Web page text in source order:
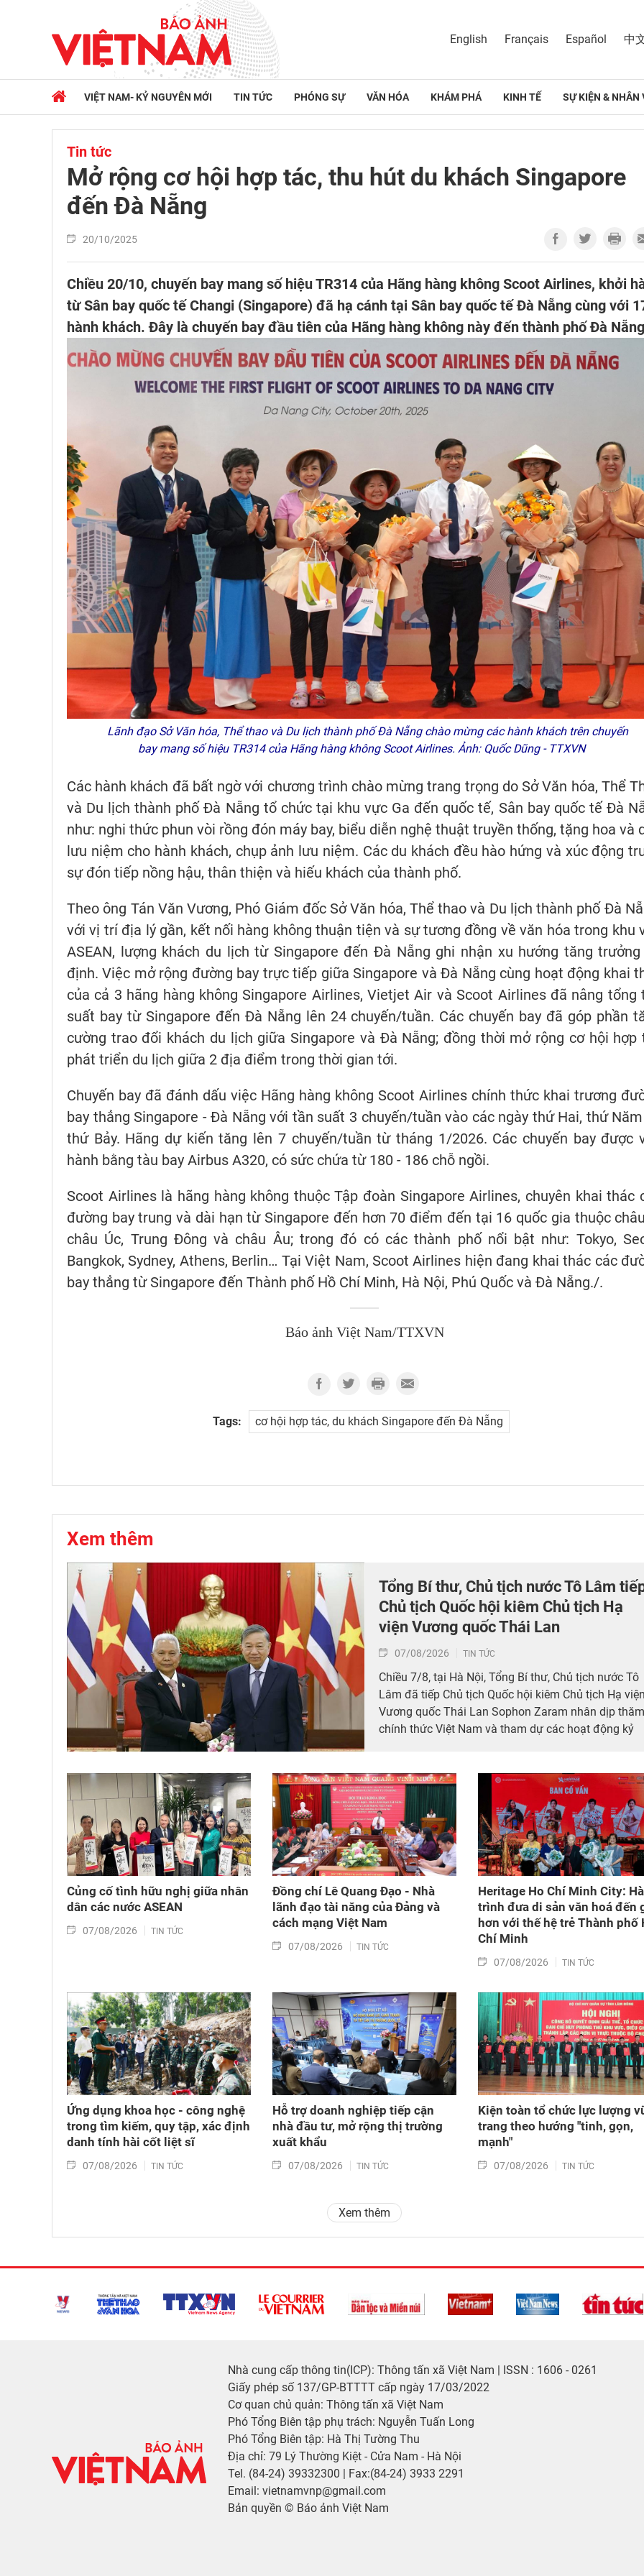
English Français Español 中
VIỆT NAM- KỶ NGUYÊN MỚI TIN TỨC PHÓNG SỰ VĂN HÓA KHÁM PHÁ KINH TẾ SỰ KIỆN & NHÂN
Tin tức
Mở rộng cơ hội hợp tác, thu hút du khách Singapore
đến Đà Nẵng
20/10/2025
Chiều 20/10, chuyến bay mang số hiệu TR314 của Hãng hàng không Scoot Airlines, khởi
từ Sân bay quốc tế Changi (Singapore) đã hạ cánh tại Sân bay quốc tế Đà Nẵng cùng với
hành khách. Đây là chuyến bay đầu tiên của Hãng hàng không này đến thành phố Đà
Lãnh đạo Sở Văn hóa, Thể thao và Du lịch thành phố Đà Nẵng chào mừng các hành khách trên chuyến
bay mang số hiệu TR314 của Hãng hàng không Scoot Airlines. Ảnh: Quốc Dũng - TTXVN
Các hành khách đã bất ngờ với chương trình chào mừng trang trọng do Sở Văn hóa, Thể
và Du lịch thành phố Đà Nẵng tổ chức tại khu vực Ga đến quốc tế, Sân bay quốc tế Đà
như: nghi thức phun vòi rồng đón máy bay, biểu diễn nghệ thuật truyền thống, tặng hoa và
lưu niệm cho hành khách, chụp ảnh lưu niệm. Các du khách đều hào hứng và xúc động
sự đón tiếp nồng hậu, thân thiện và hiếu khách của thành phố.
Theo ông Tán Văn Vương, Phó Giám đốc Sở Văn hóa, Thể thao và Du lịch thành phố Đà
với vị trí địa lý gần, kết nối hàng không thuận tiện và sự tương đồng về văn hóa trong khu
ASEAN, lượng khách du lịch từ Singapore đến Đà Nẵng ghi nhận xu hướng tăng
định. Việc mở rộng đường bay trực tiếp giữa Singapore và Đà Nẵng cùng hoạt động khai
của cả 3 hãng hàng không Singapore Airlines, Vietjet Air và Scoot Airlines đã nâng tổng
suất bay từ Singapore đến Đà Nẵng lên 24 chuyến/tuần. Các chuyến bay đã góp phần
cường trao đổi khách du lịch giữa Singapore và Đà Nẵng; đồng thời mở rộng cơ hội hợp
phát triển du lịch giữa 2 địa điểm trong thời gian tới.
Chuyến bay đã đánh dấu việc Hãng hàng không Scoot Airlines chính thức khai trương
bay thẳng Singapore - Đà Nẵng với tần suất 3 chuyến/tuần vào các ngày thứ Hai, thứ
thứ Bảy. Hãng dự kiến tăng lên 7 chuyến/tuần từ tháng 1/2026. Các chuyến bay được
hành bằng tàu bay Airbus A320, có sức chứa từ 180 - 186 chỗ ngồi.
Scoot Airlines là hãng hàng không thuộc Tập đoàn Singapore Airlines, chuyên khai thác
đường bay trung và dài hạn từ Singapore đến hơn 70 điểm đến tại 16 quốc gia thuộc
châu Úc, Trung Đông và châu Âu; trong đó có các thành phố nổi bật như: Tokyo,
Bangkok, Sydney, Athens, Berlin… Tại Việt Nam, Scoot Airlines hiện đang khai thác các
bay thẳng từ Singapore đến Thành phố Hồ Chí Minh, Hà Nội, Phú Quốc và Đà Nẵng./.
Báo ảnh Việt Nam/TTXVN
Tags: cơ hội hợp tác, du khách Singapore đến Đà Nẵng
Xem thêm
Tổng Bí thư, Chủ tịch nước Tô Lâm
Chủ tịch Quốc hội kiêm Chủ tịch Hạ
viện Vương quốc Thái Lan
07/08/2026 TIN TỨC
Chiều 7/8, tại Hà Nội, Tổng Bí thư, Chủ tịch nước Tô
Lâm đã tiếp Chủ tịch Quốc hội kiêm Chủ tịch Hạ
Vương quốc Thái Lan Sophon Zaram nhân dịp thăm
chính thức Việt Nam và tham dự các hoạt động kỷ
Củng cố tình hữu nghị giữa nhân
dân các nước ASEAN
07/08/2026 TIN TỨC
Đồng chí Lê Quang Đạo - Nhà
lãnh đạo tài năng của Đảng và
cách mạng Việt Nam​
07/08/2026 TIN TỨC
Heritage Ho Chí Minh City:
trình đưa di sản văn hoá đến
hơn với thế hệ trẻ Thành phố
Chí Minh
07/08/2026 TIN TỨC
Ứng dụng khoa học - công nghệ
trong tìm kiếm, quy tập, xác định
danh tính hài cốt liệt sĩ
07/08/2026 TIN TỨC
Hỗ trợ doanh nghiệp tiếp cận
nhà đầu tư, mở rộng thị trường
xuất khẩu
07/08/2026 TIN TỨC
Kiện toàn tổ chức lực lượng
trang theo hướng "tinh, gọn,
mạnh"
07/08/2026 TIN TỨC
Xem thêm
Nhà cung cấp thông tin(ICP): Thông tấn xã Việt Nam | ISSN : 1606 - 0261
Giấy phép số 137/GP-BTTTT cấp ngày 17/03/2022
Cơ quan chủ quản: Thông tấn xã Việt Nam
Phó Tổng Biên tập phụ trách: Nguyễn Tuấn Long
Phó Tổng Biên tập: Hà Thị Tường Thu
Địa chỉ: 79 Lý Thường Kiệt - Cửa Nam - Hà Nội
Tel. (84-24) 39332300 | Fax:(84-24) 3933 2291
Email: vietnamvnp@gmail.com
Bản quyền © Báo ảnh Việt Nam